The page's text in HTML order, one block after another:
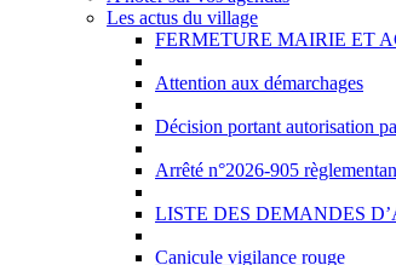
Les actus du village
FERMETURE MAIRIE ET
Attention aux démarchages
Décision portant autorisation
Arrêté n°2026-905
LISTE DES DEMANDES
Canicule vigilance rouge